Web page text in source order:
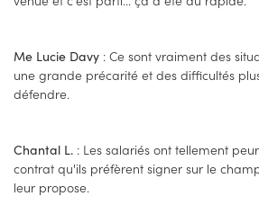
Me Lucie Davy : Ce sont vraiment des
une grande précarité et des difficultés
défendre.
Chantal L. : Les salariés ont tellement
contrat qu'ils préfèrent signer sur le
leur propose.